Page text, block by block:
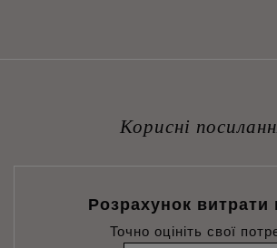
Корисні
Розрахунок витрати
Точно оцініть свої